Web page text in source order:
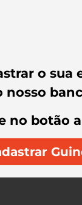
o sua
no botão